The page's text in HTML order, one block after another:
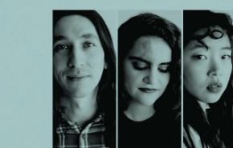
PODCAST
NEWSLETTER